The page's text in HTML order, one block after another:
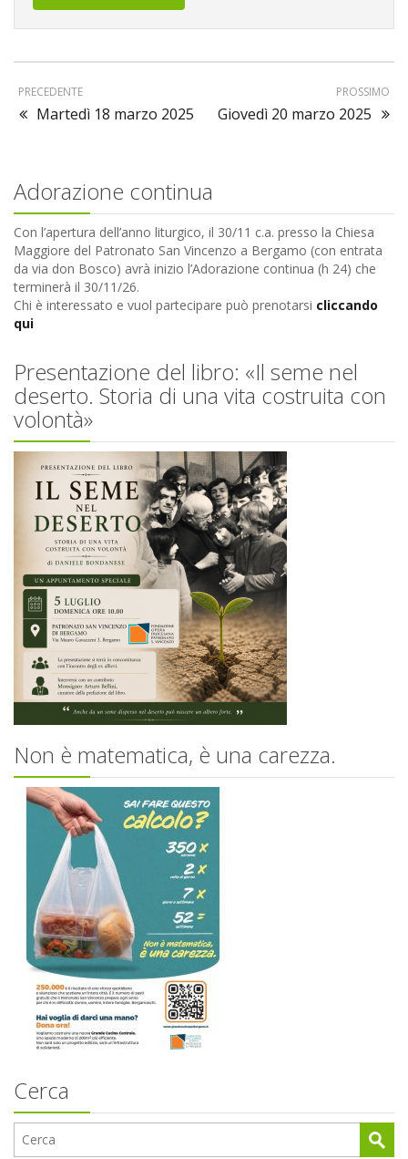
PRECEDENTE
Martedì 18 marzo 2025
PROSSIMO
Giovedì 20 marzo 2025
Adorazione continua
Con l’apertura dell’anno liturgico, il 30/11 c.a. presso la Chiesa
Maggiore del Patronato San Vincenzo a Bergamo (con entrata
da via don Bosco) avrà inizio l’Adorazione continua (h 24) che
terminerà il 30/11/26.
Chi è interessato e vuol partecipare può prenotarsi cliccando
qui
Presentazione del libro: «Il seme nel
deserto. Storia di una vita costruita con
volontà»
Non è matematica, è una carezza.
Cerca